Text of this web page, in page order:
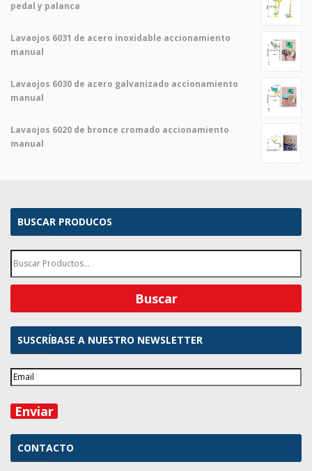
pedal y palanca
Lavaojos 6031 de acero inoxidable accionamiento
manual
Lavaojos 6030 de acero galvanizado accionamiento
manual
Lavaojos 6020 de bronce cromado accionamiento
manual
BUSCAR PRODUCOS
SUSCRÍBASE A NUESTRO NEWSLETTER
CONTACTO